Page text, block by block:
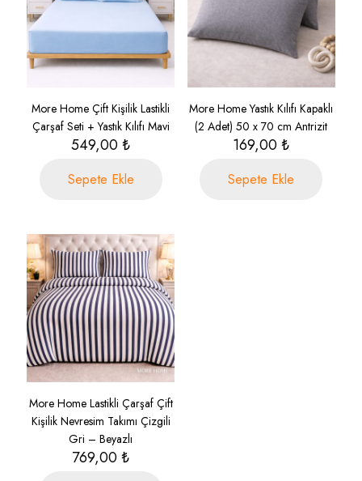
More Home Çift Kişilik Lastikli
Çarşaf Seti + Yastık Kılıfı Mavi
549,00₺
Sepete Ekle
More Home Yastık Kılıfı Kapaklı
(2 Adet) 50 x 70 cm Antrizit
169,00₺
Sepete Ekle
More Home Lastikli Çarşaf Çift
Kişilik Nevresim Takımı Çizgili
Gri – Beyazlı
769,00₺